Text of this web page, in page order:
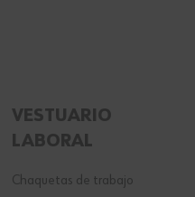
VESTUARIO
LABORAL
Chaquetas de trabajo